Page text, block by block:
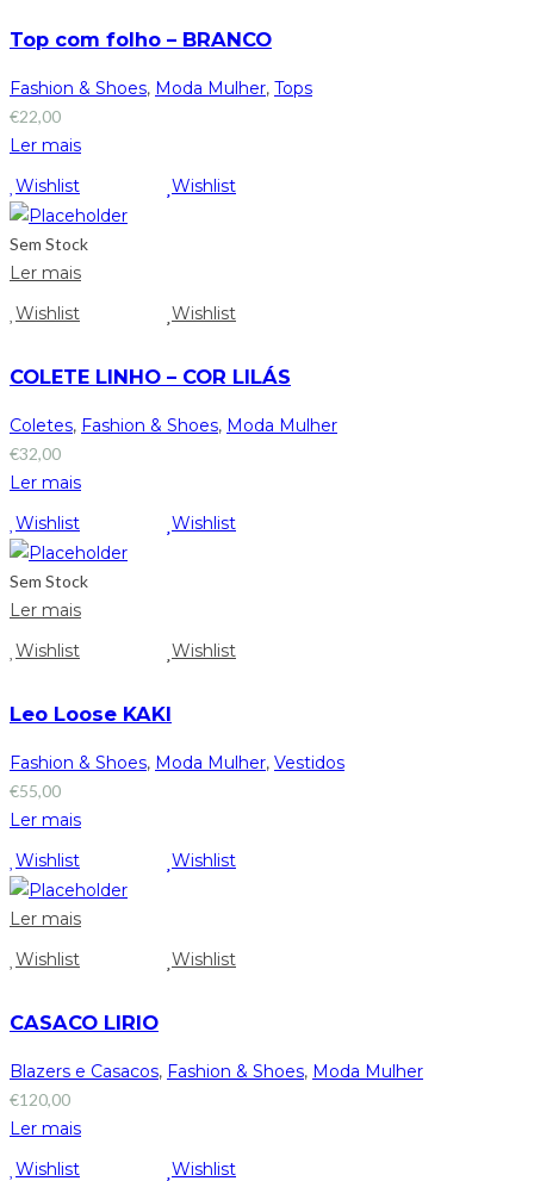
Top com folho – BRANCO
Fashion & Shoes, Moda Mulher, Tops
€22,00
Ler mais
Wishlist
Wishlist
Sem Stock
Ler mais
Wishlist
Wishlist
COLETE LINHO – COR LILÁS
Coletes, Fashion & Shoes, Moda Mulher
€32,00
Ler mais
Wishlist
Wishlist
Sem Stock
Ler mais
Wishlist
Wishlist
Leo Loose KAKI
Fashion & Shoes, Moda Mulher, Vestidos
€55,00
Ler mais
Wishlist
Wishlist
Ler mais
Wishlist
Wishlist
CASACO LIRIO
Blazers e Casacos, Fashion & Shoes, Moda Mulher
€120,00
Ler mais
Wishlist
Wishlist